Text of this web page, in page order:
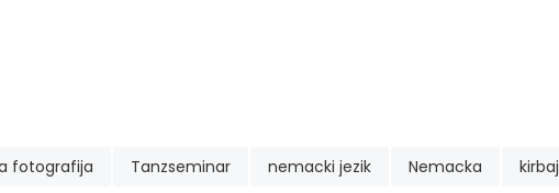
fotografija Tanzseminar nemacki jezik Nemacka kirbaj